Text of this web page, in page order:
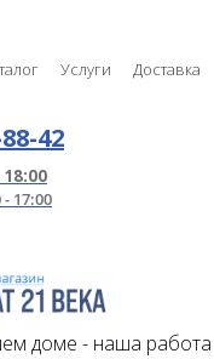
Услуги Доставка
42
17:00
доме - наша работа